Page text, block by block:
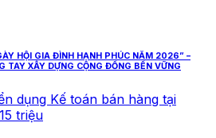
HỘI GIA ĐÌNH HẠNH PHÚC NĂM 2026” –
TAY XÂY DỰNG CỘNG ĐỒNG BỀN VỮNG